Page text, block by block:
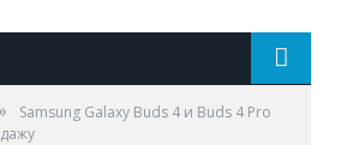
Samsung Galaxy Buds 4 и Buds 4 Pro